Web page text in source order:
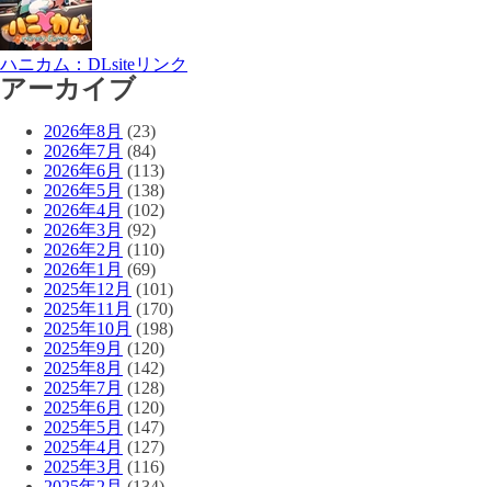
ハニカム：DLsiteリンク
アーカイブ
2026年8月 (23)
2026年7月 (84)
2026年6月 (113)
2026年5月 (138)
2026年4月 (102)
2026年3月 (92)
2026年2月 (110)
2026年1月 (69)
2025年12月 (101)
2025年11月 (170)
2025年10月 (198)
2025年9月 (120)
2025年8月 (142)
2025年7月 (128)
2025年6月 (120)
2025年5月 (147)
2025年4月 (127)
2025年3月 (116)